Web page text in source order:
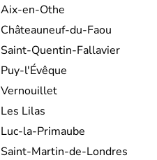
Aix-en-Othe
Châteauneuf-du-Faou
Saint-Quentin-Fallavier
Puy-l'Évêque
Vernouillet
Les Lilas
Luc-la-Primaube
Saint-Martin-de-Londres